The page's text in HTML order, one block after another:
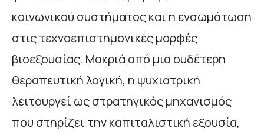
κοινωνικού συστήματος και η ενσωμάτωση
στις τεχνοεπιστημονικές μορφές
βιοεξουσίας. Μακριά από μια ουδέτερη
θεραπευτική λογική, η ψυχιατρική
λειτουργεί ως στρατηγικός μηχανισμός
που στηρίζει την καπιταλιστική εξουσία,